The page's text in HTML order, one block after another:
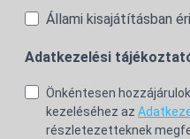
Állami kisajátításban
Adatkezelési
Önkéntesen
kezeléséhez az
részletezetteknek